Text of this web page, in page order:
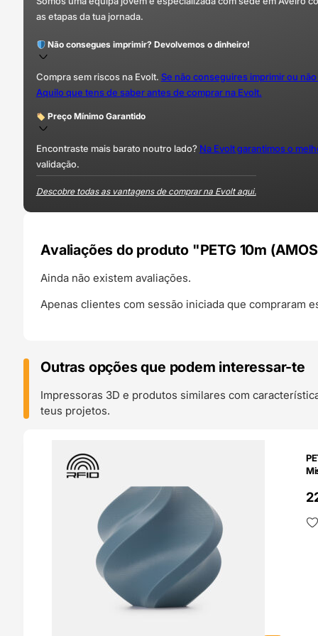
as etapas da tua jornada.
Não consegues imprimir? Devolvemos o dinheiro!
Compra sem riscos na Evolt. Se não conseguires imprimir ou
Aquilo que tens de saber antes de comprar na Evolt.
Preço Mínimo Garantido
Encontraste mais barato noutro lado? Na Evolt garantimos o
validação.
Descobre todas as vantagens de comprar na Evolt aqui.
Avaliações do produto "PETG 10m
Ainda não existem avaliações.
Apenas clientes com sessão iniciada que compraram
Outras opções que podem interessar-te
Impressoras 3D e produtos similares com
teus projetos.